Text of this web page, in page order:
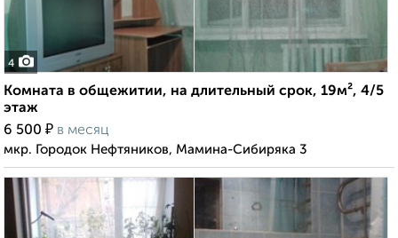
4
Комната в общежитии, на длительный срок, 19м², 4/5
этаж
6 500 ₽ в месяц
мкр. Городок Нефтяников, Мамина-Сибиряка 3